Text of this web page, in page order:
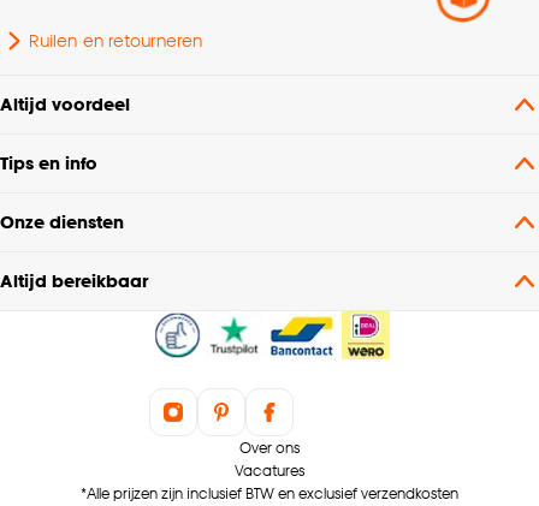
Gewicht
Hoogpolig
Geschikt voor binnen
Ruilen en retourneren
Altijd voordeel
Tips en info
Onze diensten
Altijd bereikbaar
Over ons
Vacatures
*Alle prijzen zijn inclusief BTW en exclusief verzendkosten